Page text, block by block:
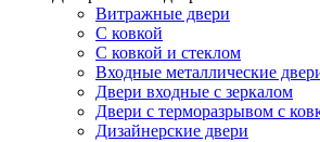
Витражные двери
С ковкой
С ковкой и стеклом
Входные металлические
Двери входные с зеркалом
Двери с терморазрывом с
Дизайнерские двери